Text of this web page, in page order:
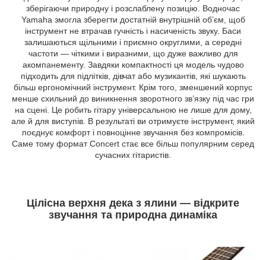
зберігаючи природну і розслаблену позицію. Водночас
Yamaha змогла зберегти достатній внутрішній об’єм, щоб
інструмент не втрачав гучність і насиченість звуку. Баси
залишаються щільними і приємно округлими, а середні
частоти — чіткими і виразними, що дуже важливо для
акомпанементу. Завдяки компактності ця модель чудово
підходить для підлітків, дівчат або музикантів, які шукають
більш ергономічний інструмент. Крім того, зменшений корпус
менше схильний до виникнення зворотного зв’язку під час гри
на сцені. Це робить гітару універсальною не лише для дому,
але й для виступів. В результаті ви отримуєте інструмент, який
поєднує комфорт і повноцінне звучання без компромісів.
Саме тому формат Concert стає все більш популярним серед
сучасних гітаристів.
Цілісна верхня дека з ялини — відкрите
звучання та природна динаміка